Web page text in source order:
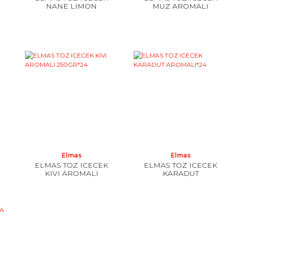
NANE LIMON
MUZ AROMALI
Elmas
ELMAS TOZ ICECEK
KIVI AROMALI
Elmas
ELMAS TOZ ICECEK
KARADUT